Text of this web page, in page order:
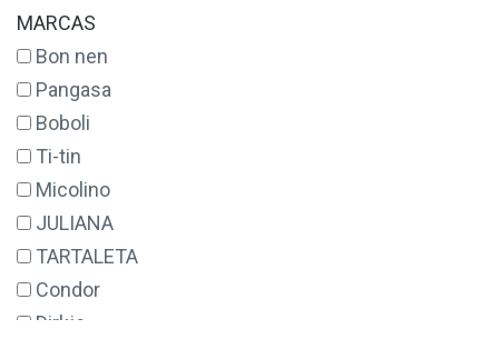
14
14 AÑOS
16
17
18
18 MESES
2
2 AÑOS
20
21
MARCAS
Bon nen
Pangasa
Boboli
Ti-tin
Micolino
JULIANA
TARTALETA
Condor
Dirkje